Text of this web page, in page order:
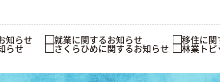
知らせ 就業に関するお知らせ 移住に関
らせ さくらひめに関するお知らせ 林業トピ